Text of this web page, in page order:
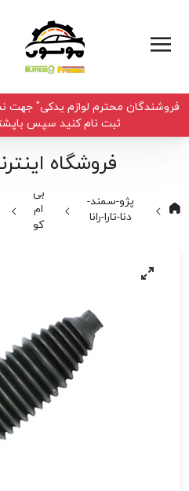
فروشندگان محترم لوازم یدکی" جهت
ثبت نام کنید سپس
فروشگاه
پژو-سمند-
دنا-تارا-رانا
بی
ام
کو